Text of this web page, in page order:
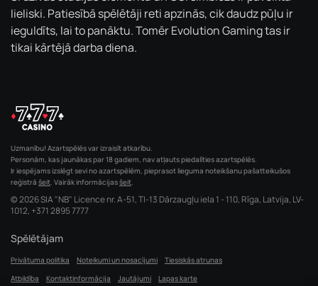
lieliski. Patiesībā spēlētāji reti apzinās, cik daudz pūļu ir
ieguldīts, lai to panāktu. Tomēr Evolution Gaming tas ir
tikai kārtējā darba diena.
Uzmanību! Azartspēlēs var izraisīt atkarību.
Personām, kas jaunākas par 18 gadiem, nav atļauts piedalīties azartspēlēs.
Ir iespējams izslēgt sevi no azartspēlēm, pieprasot lieguma noteikšanu pašatteikušos
reģistrā šeit. Vairāk informācijasšeit.
© 2026 SIA "NB" Licence nr. A-51, TI-13 Dārzaugļu iela 1 - 110, Rīga, Latvija, LV-
1012, +371 2895 7777
Spēlētājam
Privātuma politika Noteikumi un nosacījumi
Tiesiskās atrunas
Atbildība
Kontaktinformācija Jautājumi Lapas karte